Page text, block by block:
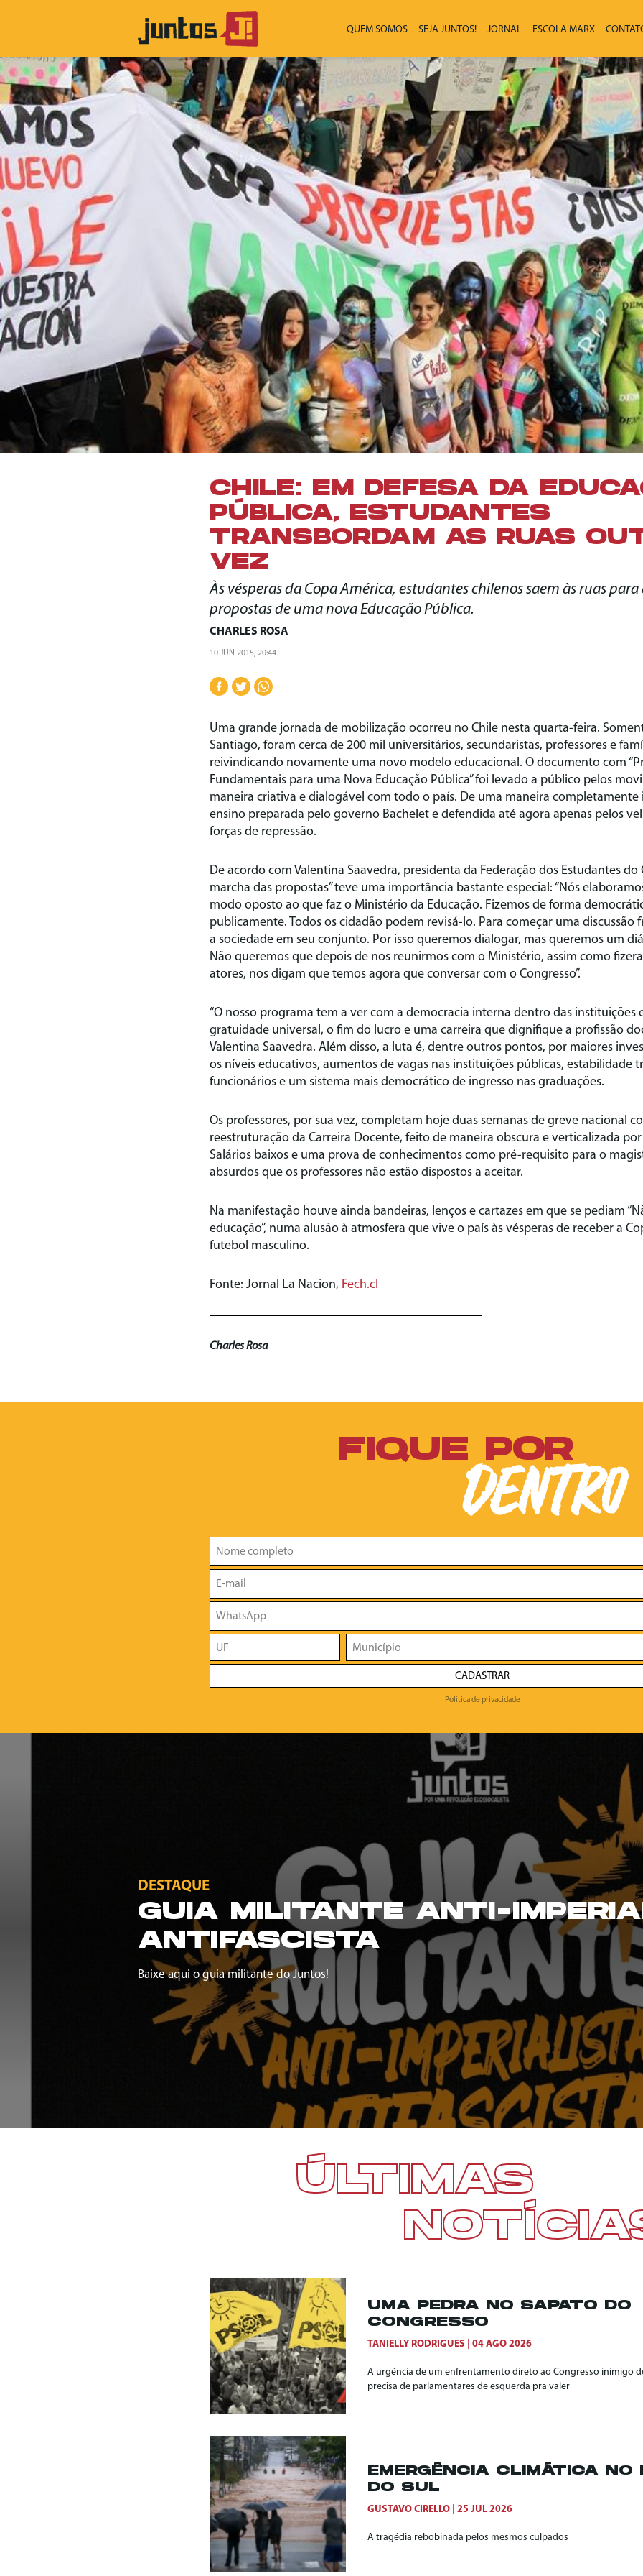
QUEM SOMOS SEJA JUNTOS! JORNAL ESCOLA MARX
CHILE: EM DEFESA DA
PÚBLICA, ESTUDANTES
TRANSBORDAM AS RUAS
VEZ
Às vésperas da Copa América, estudantes chilenos saem às ruas
propostas de uma nova Educação Pública.
CHARLES ROSA
10 JUN 2015, 20:44
Uma grande jornada de mobilização ocorreu no Chile nesta quarta-feira.
Santiago, foram cerca de 200 mil universitários, secundaristas, professores e
reivindicando novamente uma novo modelo educacional. O documento com
Fundamentais para uma Nova Educação Pública” foi levado a público pelos
maneira criativa e dialogável com todo o país. De uma maneira completamente
ensino preparada pelo governo Bachelet e defendida até agora apenas pelos
forças de repressão.
De acordo com Valentina Saavedra, presidenta da Federação dos Estudantes do
marcha das propostas” teve uma importância bastante especial: “Nós
modo oposto ao que faz o Ministério da Educação. Fizemos de forma
publicamente. Todos os cidadão podem revisá-lo. Para começar uma discussão
a sociedade em seu conjunto. Por isso queremos dialogar, mas queremos um
Não queremos que depois de nos reunirmos com o Ministério, assim como
atores, nos digam que temos agora que conversar com o Congresso”.
“O nosso programa tem a ver com a democracia interna dentro das instituições
gratuidade universal, o fim do lucro e uma carreira que dignifique a profissão
Valentina Saavedra. Além disso, a luta é, dentre outros pontos, por maiores
os níveis educativos, aumentos de vagas nas instituições públicas, estabilidade
funcionários e um sistema mais democrático de ingresso nas graduações.
Os professores, por sua vez, completam hoje duas semanas de greve nacional
reestruturação da Carreira Docente, feito de maneira obscura e verticalizada
Salários baixos e uma prova de conhecimentos como pré-requisito para o
absurdos que os professores não estão dispostos a aceitar.
Na manifestação houve ainda bandeiras, lenços e cartazes em que se pediam
educação”, numa alusão à atmosfera que vive o país às vésperas de receber a
futebol masculino.
Fonte: Jornal La Nacion, Fech.cl
Charles Rosa
FIQUE POR
DENTRO
CADASTRAR
Política de privacidade
DESTAQUE
GUIA MILITANTE ANTI-
ANTIFASCISTA
Baixe aqui o guia militante do Juntos!
ÚLTIMAS
UMA PEDRA NO SAPATO DO
CONGRESSO
TANIELLY RODRIGUES 04 AGO 2026
A urgência de um enfrentamento direto ao Congresso inimigo
precisa de parlamentares de esquerda pra valer
EMERGÊNCIA CLIMÁTICA NO
DO SUL
GUSTAVO CIRELLO 25 JUL 2026
A tragédia rebobinada pelos mesmos culpados